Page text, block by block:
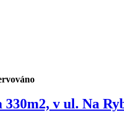
v ul. Na